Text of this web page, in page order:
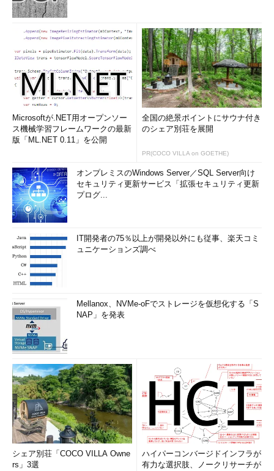
Microsoftが.NET用オープンソー
ス機械学習フレームワークの最新
版「ML.NET 0.11」を公開
全国の絶景ポイントにサウナ付き
のシェア別荘を展開
PR(COCO VILLA on GOETHE)
オンプレミスのWindows Server／SQL Server向け
セキュリティ更新サービス「拡張セキュリティ更新
プログ...
IT開発者の75％以上が開発以外にも従事、楽天コミ
ュニケーションズ調べ
Mellanox、NVMe-oFでストレージを仮想化する「S
NAP」を発表
シェア別荘「COCO VILLA Owne
rs」3選
ハイパーコンバージドインフラが
有力な選択肢、ノークリサーチが